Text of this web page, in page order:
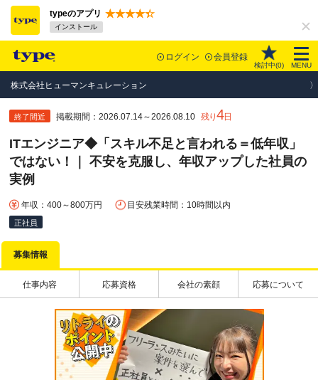
typeのアプリ
インストール
ログイン 会員登録
検討中(0) MENU
株式会社ヒューマンキュレーション
終了間近 掲載期間：2026.07.14～2026.08.10 残り4日
ITエンジニア◆「スキル不足と言われる＝低年収」
ではない！｜ 不安を克服し、年収アップした社員の
実例
年収：400～800万円 目安残業時間：10時間以内
正社員
募集情報
仕事内容 応募資格 会社の素顔 応募について